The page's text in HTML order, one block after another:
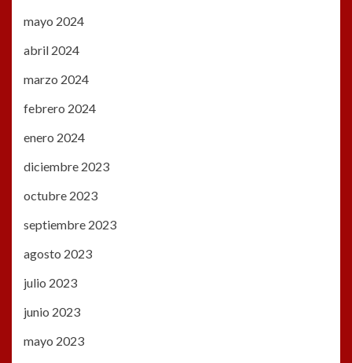
mayo 2024
abril 2024
marzo 2024
febrero 2024
enero 2024
diciembre 2023
octubre 2023
septiembre 2023
agosto 2023
julio 2023
junio 2023
mayo 2023